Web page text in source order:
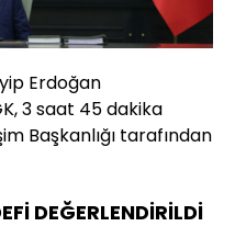
Erdoğan
3 saat 45 dakika
Başkanlığı tarafından
DEĞERLENDİRİLDİ